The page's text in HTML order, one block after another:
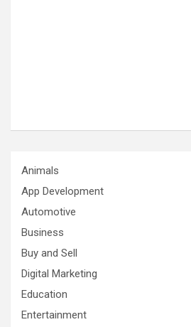
Animals
App Development
Automotive
Business
Buy and Sell
Digital Marketing
Education
Entertainment